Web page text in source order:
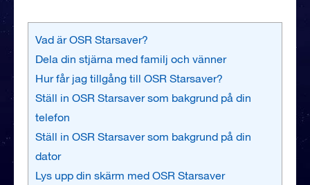
Vad är OSR Starsaver?
Dela din stjärna med familj och vänner
Hur får jag tillgång till OSR Starsaver?
Ställ in OSR Starsaver som bakgrund på din
telefon
Ställ in OSR Starsaver som bakgrund på din
dator
Lys upp din skärm med OSR Starsaver